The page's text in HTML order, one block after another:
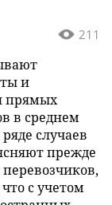
211
и
прямых
в среднем
случаев
прежде
с учетом